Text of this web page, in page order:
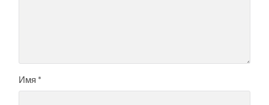
Имя *